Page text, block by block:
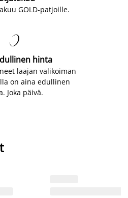
GOLD-patjoille.

hinta
laajan valikoiman
on aina edullinen
Joka päivä.